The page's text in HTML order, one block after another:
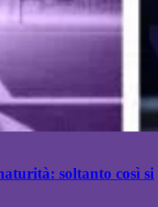
soltanto così si